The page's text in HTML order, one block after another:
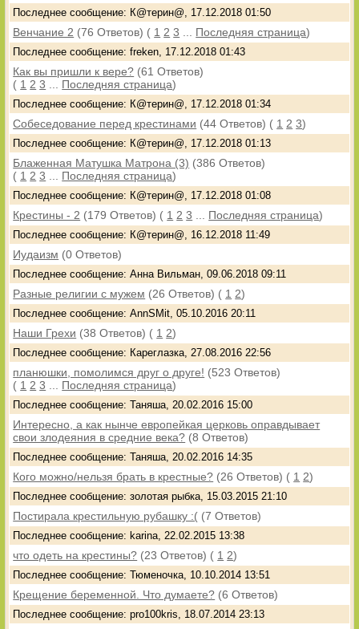
Последнее сообщение: К@терин@, 17.12.2018 01:50
Венчание 2 (76 Ответов) ( 1 2 3 Последняя страница)
Последнее сообщение: freken, 17.12.2018 01:43
Как вы пришли к вере? (61 Ответов)
( 1 2 3 Последняя страница)
Последнее сообщение: К@терин@, 17.12.2018 01:34
Собеседование перед крестинами (44 Ответов) ( 1 2 3)
Последнее сообщение: К@терин@, 17.12.2018 01:13
Блаженная Матушка Матрона (3) (386 Ответов)
( 1 2 3 Последняя страница)
Последнее сообщение: К@терин@, 17.12.2018 01:08
Крестины - 2 (179 Ответов) ( 1 2 3 Последняя страница)
Последнее сообщение: К@терин@, 16.12.2018 11:49
Иудаизм (0 Ответов)
Последнее сообщение: Анна Вильман, 09.06.2018 09:11
Разные религии с мужем (26 Ответов) ( 1 2)
Последнее сообщение: AnnSMit, 05.10.2016 20:11
Наши Грехи (38 Ответов) ( 1 2)
Последнее сообщение: Кареглазка, 27.08.2016 22:56
планюшки, помолимся друг о друге! (523 Ответов)
( 1 2 3 Последняя страница)
Последнее сообщение: Таняша, 20.02.2016 15:00
Интересно, а как нынче европейкая церковь оправдывает
свои злодеяния в средние века? (8 Ответов)
Последнее сообщение: Таняша, 20.02.2016 14:35
Кого можно/нельзя брать в крестные? (26 Ответов) ( 1 2)
Последнее сообщение: золотая рыбка, 15.03.2015 21:10
Постирала крестильную рубашку :( (7 Ответов)
Последнее сообщение: karina, 22.02.2015 13:38
что одеть на крестины? (23 Ответов) ( 1 2)
Последнее сообщение: Тюменочка, 10.10.2014 13:51
Крещение беременной. Что думаете? (6 Ответов)
Последнее сообщение: pro100kris, 18.07.2014 23:13